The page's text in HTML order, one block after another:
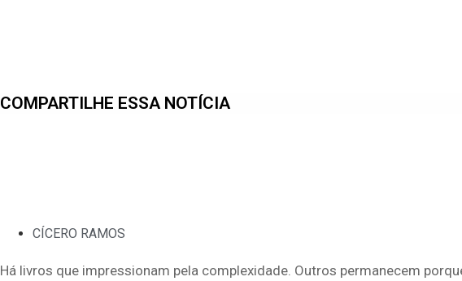
COMPARTILHE ESSA NOTÍCIA
CÍCERO RAMOS
Há livros que impressionam pela complexidade. Outros permanecem